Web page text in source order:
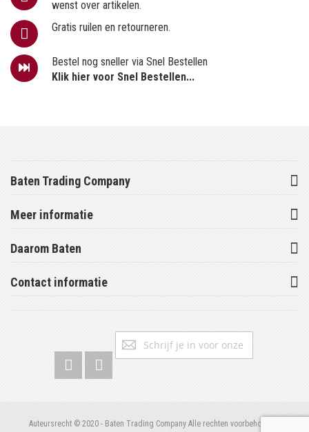
wenst over artikelen.
Gratis ruilen en retourneren.
Bestel nog sneller via Snel Bestellen
Klik hier voor Snel Bestellen...
Baten Trading Company
Meer informatie
Daarom Baten
Contact informatie
Abonneer
Auteursrecht © 2020 - Baten Trading Company Alle rechten voorbehouden.